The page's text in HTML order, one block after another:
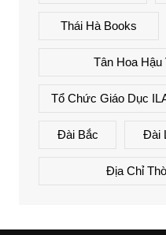
Thái Hà Books
Tân Hoa
Tổ Chức Giáo Dục
Đài Bắc Đài
Địa Chỉ